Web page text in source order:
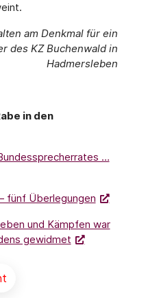
am Denkmal für ein
des KZ Buchenwald in
Hadmersleben
in den
…
fünf Überlegungen
und Kämpfen war
gewidmet